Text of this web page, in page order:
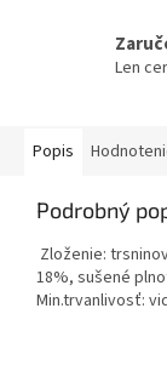
Len
Popis
Podrobný
Zloženie:
18%, sušené
Min.trvanlivosť: